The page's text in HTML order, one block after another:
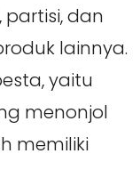
dan
lainnya.
yaitu
menonjol
memiliki